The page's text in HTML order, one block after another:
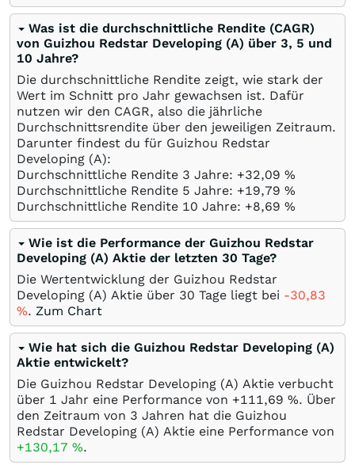
Was ist die durchschnittliche Rendite (CAGR)
von Guizhou Redstar Developing (A) über 3, 5 und
10 Jahre?
Die durchschnittliche Rendite zeigt, wie stark der
Wert im Schnitt pro Jahr gewachsen ist. Dafür
nutzen wir den CAGR, also die jährliche
Durchschnittsrendite über den jeweiligen Zeitraum.
Darunter findest du für Guizhou Redstar
Developing (A):
Durchschnittliche Rendite 3 Jahre: +32,09 %
Durchschnittliche Rendite 5 Jahre: +19,79 %
Durchschnittliche Rendite 10 Jahre: +8,69 %
Wie ist die Performance der Guizhou Redstar
Developing (A) Aktie der letzten 30 Tage?
Die Wertentwicklung der Guizhou Redstar
Developing (A) Aktie über 30 Tage liegt bei -30,83
%. Zum Chart
Wie hat sich die Guizhou Redstar Developing (A)
Aktie entwickelt?
Die Guizhou Redstar Developing (A) Aktie verbucht
über 1 Jahr eine Performance von +111,69 %. Über
den Zeitraum von 3 Jahren hat die Guizhou
Redstar Developing (A) Aktie eine Performance von
+130,17 %.